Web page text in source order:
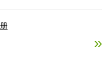
ASP Drives 属性 »